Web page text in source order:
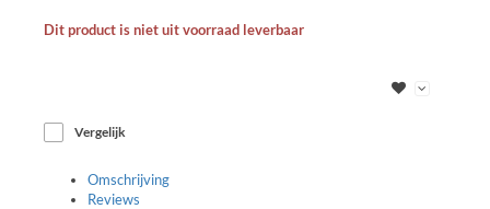
Dit product is niet uit voorraad leverbaar
Vergelijk
Omschrijving
Reviews